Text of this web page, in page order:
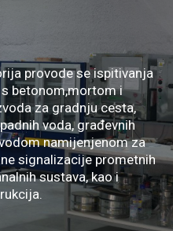
provode se ispitivanja
betonom,mortom i
za gradnju cesta,
voda, građevnih
namijenjenom za
signalizacije prometnih
sustava, kao i